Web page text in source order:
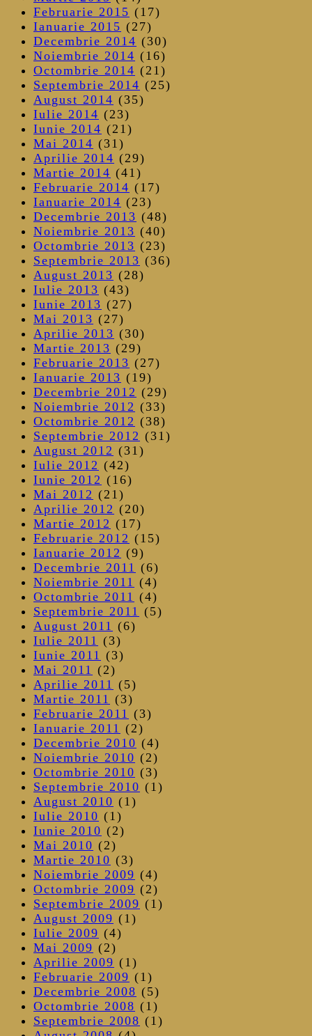
Februarie 2015 (17)
Ianuarie 2015 (27)
Decembrie 2014 (30)
Noiembrie 2014 (16)
Octombrie 2014 (21)
Septembrie 2014 (25)
August 2014 (35)
Iulie 2014 (23)
Iunie 2014 (21)
Mai 2014 (31)
Aprilie 2014 (29)
Martie 2014 (41)
Februarie 2014 (17)
Ianuarie 2014 (23)
Decembrie 2013 (48)
Noiembrie 2013 (40)
Octombrie 2013 (23)
Septembrie 2013 (36)
August 2013 (28)
Iulie 2013 (43)
Iunie 2013 (27)
Mai 2013 (27)
Aprilie 2013 (30)
Martie 2013 (29)
Februarie 2013 (27)
Ianuarie 2013 (19)
Decembrie 2012 (29)
Noiembrie 2012 (33)
Octombrie 2012 (38)
Septembrie 2012 (31)
August 2012 (31)
Iulie 2012 (42)
Iunie 2012 (16)
Mai 2012 (21)
Aprilie 2012 (20)
Martie 2012 (17)
Februarie 2012 (15)
Ianuarie 2012 (9)
Decembrie 2011 (6)
Noiembrie 2011 (4)
Octombrie 2011 (4)
Septembrie 2011 (5)
August 2011 (6)
Iulie 2011 (3)
Iunie 2011 (3)
Mai 2011 (2)
Aprilie 2011 (5)
Martie 2011 (3)
Februarie 2011 (3)
Ianuarie 2011 (2)
Decembrie 2010 (4)
Noiembrie 2010 (2)
Octombrie 2010 (3)
Septembrie 2010 (1)
August 2010 (1)
Iulie 2010 (1)
Iunie 2010 (2)
Mai 2010 (2)
Martie 2010 (3)
Noiembrie 2009 (4)
Octombrie 2009 (2)
Septembrie 2009 (1)
August 2009 (1)
Iulie 2009 (4)
Mai 2009 (2)
Aprilie 2009 (1)
Februarie 2009 (1)
Decembrie 2008 (5)
Octombrie 2008 (1)
Septembrie 2008 (1)